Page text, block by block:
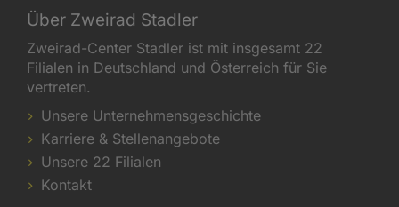
Über Zweirad Stadler
Zweirad-Center Stadler ist mit insgesamt 22
Filialen in Deutschland und Österreich für Sie
vertreten.
Unsere Unternehmensgeschichte
Karriere & Stellenangebote
Unsere 22 Filialen
Kontakt